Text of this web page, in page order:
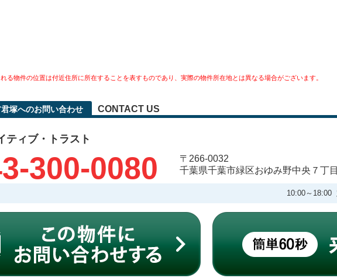
る物件の位置は付近住所に所在することを表すものであり、実際の物件所在地とは異なる場合がございます。
塚へのお問い合わせ CONTACT US
ティブ・トラスト
300-0080
〒266-0032
千葉県千葉市緑区おゆみ野中央７丁
10:00～18:00